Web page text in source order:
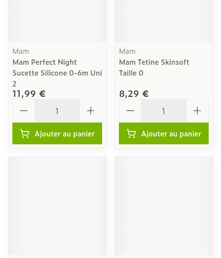
Mam
Mam Perfect Night
Sucette Silicone 0-6m Uni
2
11,99 €
Ajouter au panier
Mam
Mam Tetine Skinsoft
Taille 0
8,29 €
Ajouter au panier